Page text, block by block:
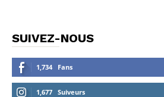
SUIVEZ-NOUS
1,734 Fans
1,677 Suiveurs